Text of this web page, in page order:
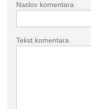
Naslov komentara
Tekst komentara